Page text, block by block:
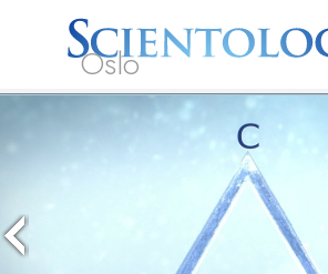
Oslo
Scientology?
Frivillige